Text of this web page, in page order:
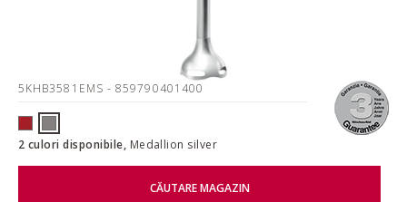
5KHB3581EMS - 859790401400
2 culori disponibile, Medallion silver
CĂUTARE MAGAZIN